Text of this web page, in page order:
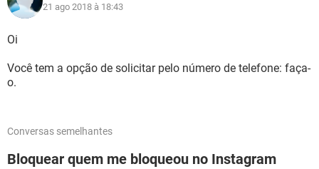
21 ago 2018 à 18:43
Oi
Você tem a opção de solicitar pelo número de telefone: faça-
o.
Conversas semelhantes
Bloquear quem me bloqueou no Instagram